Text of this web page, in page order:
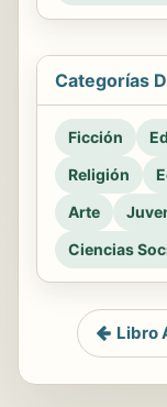
Categorías
Ficción
Religión
Arte
Ciencias
Libro